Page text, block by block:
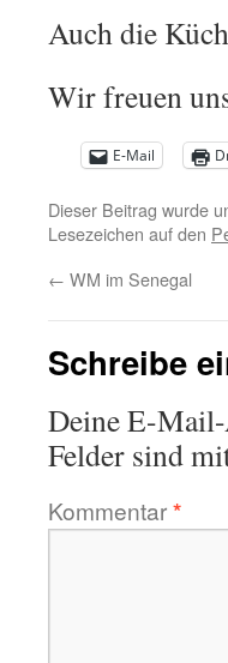
Auch die
Wir freuen
E-Mail
Dieser Beitrag wurde
Lesezeichen auf den
← WM im Senegal
Schreibe
Deine E-
Felder sind
Kommentar*